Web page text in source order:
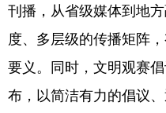
刊播，从省级媒体到地
度、多层级的传播矩阵
要义。同时，文明观赛
布，以简洁有力的倡议